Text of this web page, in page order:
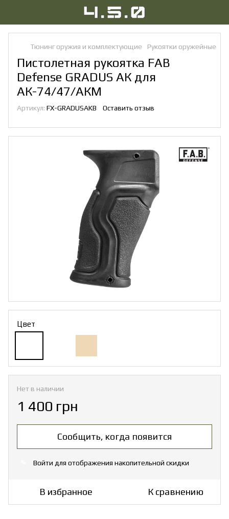
Тюнинг оружия и комплектующие Рукоятки оружейные
Пистолетная рукоятка FAB
Defense GRADUS АК для
АК-74/47/АКМ
Артикул: FX-GRADUSAKB Оставить отзыв
Цвет
Нет в наличии
1 400 грн
Сообщить, когда появится
Войти для отображения накопительной скидки
В избранное К сравнению